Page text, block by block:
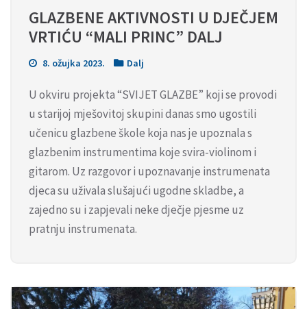
GLAZBENE AKTIVNOSTI U DJEČJEM
VRTIĆU “MALI PRINC” DALJ
8. ožujka 2023. Dalj
U okviru projekta “SVIJET GLAZBE” koji se provodi
u starijoj mješovitoj skupini danas smo ugostili
učenicu glazbene škole koja nas je upoznala s
glazbenim instrumentima koje svira-violinom i
gitarom. Uz razgovor i upoznavanje instrumenata
djeca su uživala slušajući ugodne skladbe, a
zajedno su i zapjevali neke dječje pjesme uz
pratnju instrumenata.